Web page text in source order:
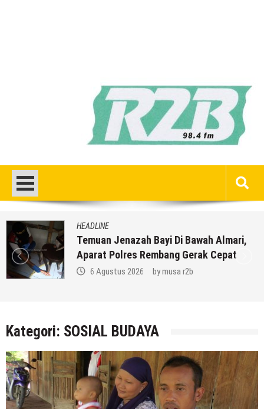
HEADLINE
Temuan Jenazah Bayi Di Bawah Almari,
Aparat Polres Rembang Gerak Cepat
6 Agustus 2026 bymusa r2b
Kategori: SOSIAL BUDAYA